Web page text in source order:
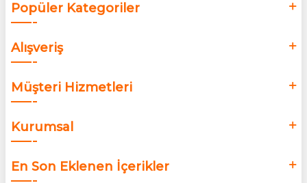
Popüler Kategoriler
Alışveriş
Müşteri Hizmetleri
Kurumsal
En Son Eklenen İçerikler